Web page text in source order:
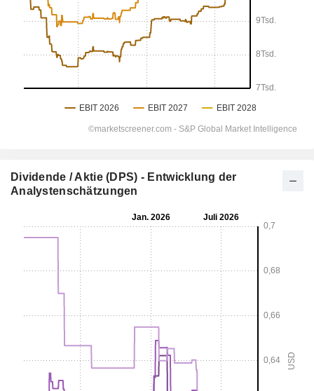
Dividende / Aktie (DPS) - Entwicklung der
Analystenschätzungen